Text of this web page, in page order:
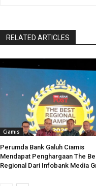
RELATED ARTICLES
Ciamis
Perumda Bank Galuh Ciamis
Mendapat Penghargaan The
Regional Dari Infobank Media